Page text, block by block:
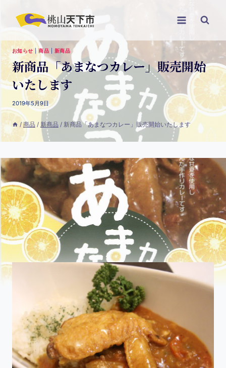
お知らせ |商品 新商品
新商品「あまなつカレー」販売開始
いたします
2019年5月9日
/ 商品 / 新商品 / 新商品「あまなつカレー」販売開始いたします